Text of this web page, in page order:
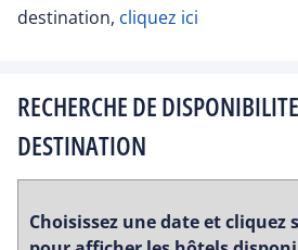
destination, cliquez ici
RECHERCHE DE
DESTINATION
Choisissez une date et cliquez